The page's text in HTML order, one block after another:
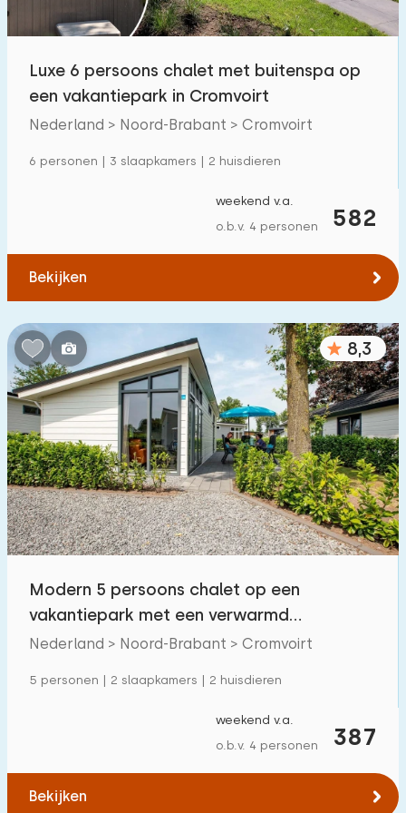
Buitenzwembad 33
Kinderanimatie
Kinderfaciliteiten op park
Toegankelijkheid
Met hulpmiddelen
Luxe 6 persoons chalet met buitenspa op
een vakantiepark in Cromvoirt
Nederland > Noord-Brabant > Cromvoirt
6 personen | 3 slaapkamers | 2 huisdieren
582
weekend v.a.
o.b.v. 4 personen
Bekijken
8,3
Modern 5 persoons chalet op een
vakantiepark met een verwarmd
buitenzwembad
Nederland > Noord-Brabant > Cromvoirt
5 personen | 2 slaapkamers | 2 huisdieren
387
weekend v.a.
o.b.v. 4 personen
Bekijken